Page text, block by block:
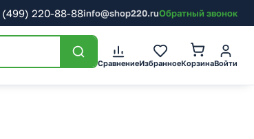
(499) 220-88-88info@shop220.ruОбратный звонок
СравнениеИзбранноеКорзинаВойти